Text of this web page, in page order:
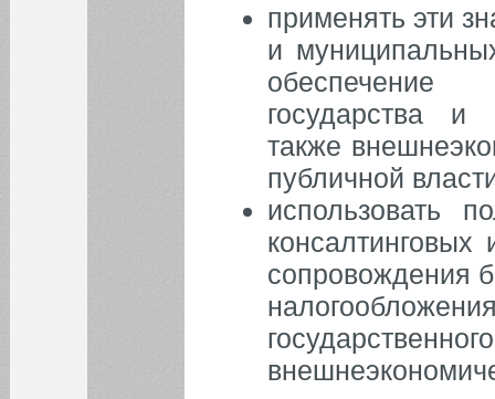
Все новости
конкурсе "Миссия права в
22 года Конституции РФ
Все новости
применять эти
и
государства и
также
публичной
использовать
консалтинговых
сопровождения